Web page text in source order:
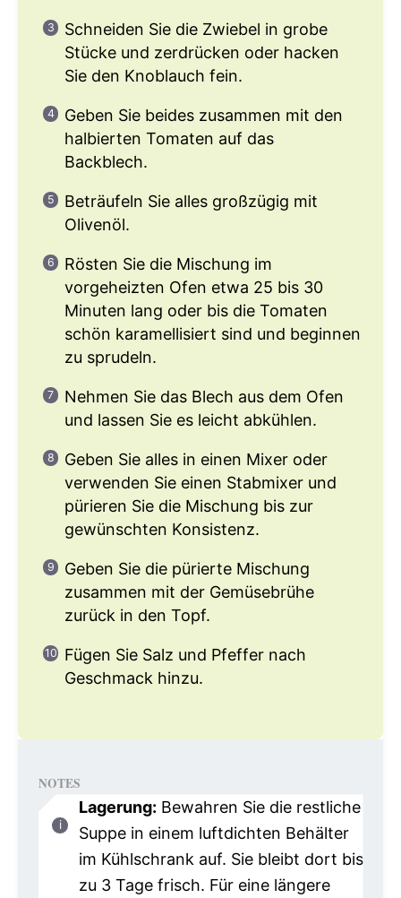
Schneiden Sie die Zwiebel in grobe
Stücke und zerdrücken oder hacken
Sie den Knoblauch fein.
Geben Sie beides zusammen mit den
halbierten Tomaten auf das
Backblech.
Beträufeln Sie alles großzügig mit
Olivenöl.
Rösten Sie die Mischung im
vorgeheizten Ofen etwa 25 bis 30
Minuten lang oder bis die Tomaten
schön karamellisiert sind und beginnen
zu sprudeln.
Nehmen Sie das Blech aus dem Ofen
und lassen Sie es leicht abkühlen.
Geben Sie alles in einen Mixer oder
verwenden Sie einen Stabmixer und
pürieren Sie die Mischung bis zur
gewünschten Konsistenz.
Geben Sie die pürierte Mischung
zusammen mit der Gemüsebrühe
zurück in den Topf.
Fügen Sie Salz und Pfeffer nach
Geschmack hinzu.
NOTES
Lagerung: Bewahren Sie die restliche
Suppe in einem luftdichten Behälter
im Kühlschrank auf. Sie bleibt dort bis
zu 3 Tage frisch. Für eine längere